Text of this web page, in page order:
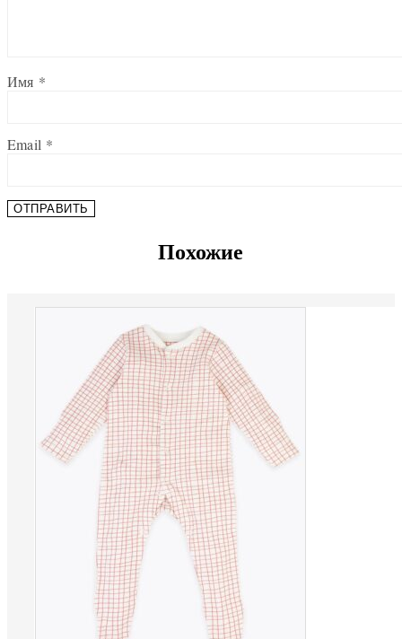
Имя *
Email *
Похожие